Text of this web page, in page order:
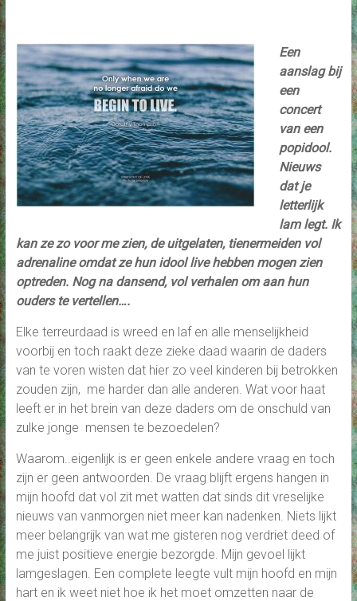
Een
aanslag bij
een
concert
van een
popidool.
Nieuws
dat je
letterlijk
lam legt. Ik
kan ze zo voor me zien, de uitgelaten, tienermeiden vol
adrenaline omdat ze hun idool live hebben mogen zien
optreden. Nog na dansend, vol verhalen om aan hun
ouders te vertellen….
Elke terreurdaad is wreed en laf en alle menselijkheid
voorbij en toch raakt deze zieke daad waarin de daders
van te voren wisten dat hier zo veel kinderen bij betrokken
zouden zijn, me harder dan alle anderen. Wat voor haat
leeft er in het brein van deze daders om de onschuld van
zulke jonge mensen te bezoedelen?
Waarom..eigenlijk is er geen enkele andere vraag en toch
zijn er geen antwoorden. De vraag blijft ergens hangen in
mijn hoofd dat vol zit met watten dat sinds dit vreselijke
nieuws van vanmorgen niet meer kan nadenken. Niets lijkt
meer belangrijk van wat me gisteren nog verdriet deed of
me juist positieve energie bezorgde. Mijn gevoel lijkt
lamgeslagen. Een complete leegte vult mijn hoofd en mijn
hart en ik weet niet hoe ik het moet omzetten naar de